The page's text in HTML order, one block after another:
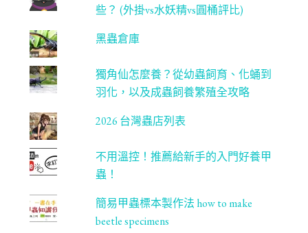
些？ (外掛vs水妖精vs圓桶評比)
黑蟲倉庫
獨角仙怎麼養？從幼蟲飼育、化蛹到
羽化，以及成蟲飼養繁殖全攻略
2026 台灣蟲店列表
不用溫控！推薦給新手的入門好養甲
蟲！
簡易甲蟲標本製作法 how to make
beetle specimens